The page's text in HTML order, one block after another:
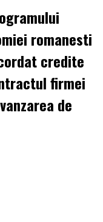
romanesti
credite
firmei
de